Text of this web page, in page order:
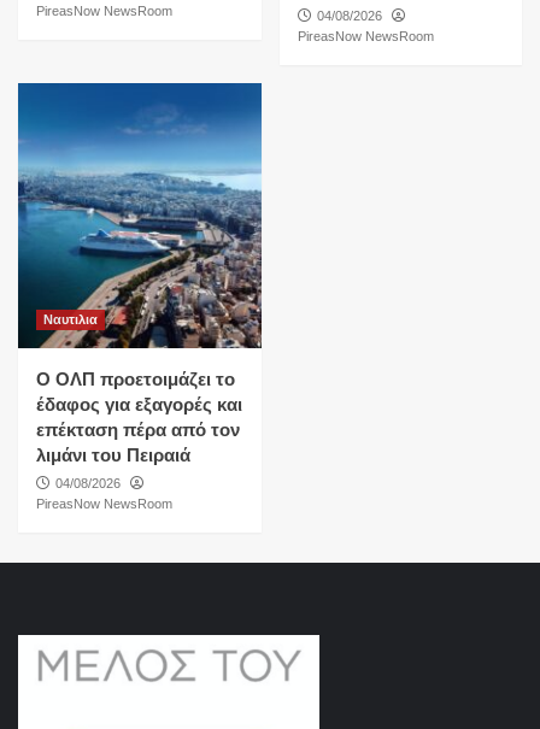
PireasNow NewsRoom
04/08/2026
PireasNow NewsRoom
Ναυτιλια
O ΟΛΠ προετοιμάζει το
έδαφος για εξαγορές και
επέκταση πέρα από τον
λιμάνι του Πειραιά
04/08/2026
PireasNow NewsRoom